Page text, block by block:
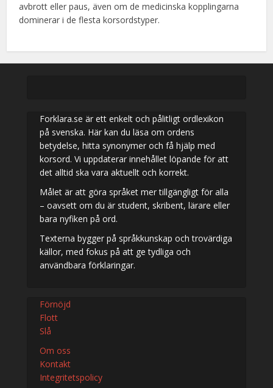
avbrott eller paus, även om de medicinska kopplingarna
dominerar i de flesta korsordstyper.
Forklara.se är ett enkelt och pålitligt ordlexikon
på svenska. Här kan du läsa om ordens
betydelse, hitta synonymer och få hjälp med
korsord. Vi uppdaterar innehållet löpande för att
det alltid ska vara aktuellt och korrekt.
Målet är att göra språket mer tillgängligt för alla
– oavsett om du är student, skribent, lärare eller
bara nyfiken på ord.
Texterna bygger på språkkunskap och trovärdiga
källor, med fokus på att ge tydliga och
användbara förklaringar.
Förnöjd
Flott
Slå
Om oss
Kontakt
Integritetspolicy